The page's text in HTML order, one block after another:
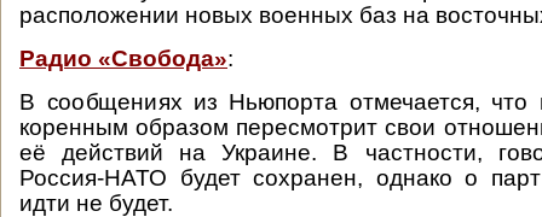
расположении новых военных баз на
Радио «Свобода»:
В сообщениях из Ньюпорта отмечается,
коренным образом пересмотрит свои
её действий на Украине. В частности,
Россия-НАТО будет сохранен, однако о
идти не будет.